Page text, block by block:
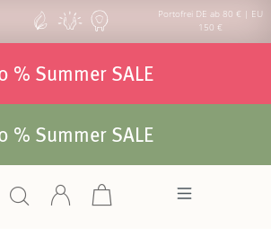
Portofrei DE ab 80 € | EU
150 €
% Summer SALE
% Summer SALE